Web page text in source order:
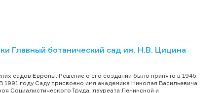
Главный ботанический сад им. Н.В. Цицина
садов Европы. Решение о его создании было принято в 1945
году Саду присвоено имя академика Николая Васильевича
Социалистического Труда, лауреата Ленинской и